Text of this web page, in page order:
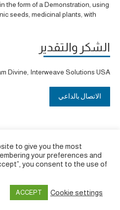
the form of a Demonstration, using
seeds, medicinal plants, with
الشكر والتقدير
Divine, Interweave Solutions USA.
الاتصال بالداعي
&Terms of Use
to give you the most
your preferences and
you consent to the use of
Cookie settings
ACCEPT